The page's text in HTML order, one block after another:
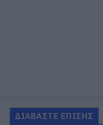
ΔΙΑΒΑΣΤΕ ΕΠΙΣΗΣ